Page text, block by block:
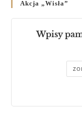
Akcja „Wisła”
Wpisy